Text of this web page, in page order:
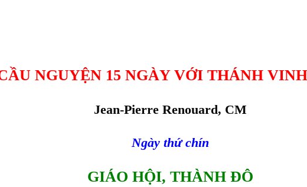
NGUYỆN 15 NGÀY VỚI THÁNH
Jean-Pierre Renouard, CM
Ngày thứ chín
GIÁO HỘI, THÀNH ĐÔ